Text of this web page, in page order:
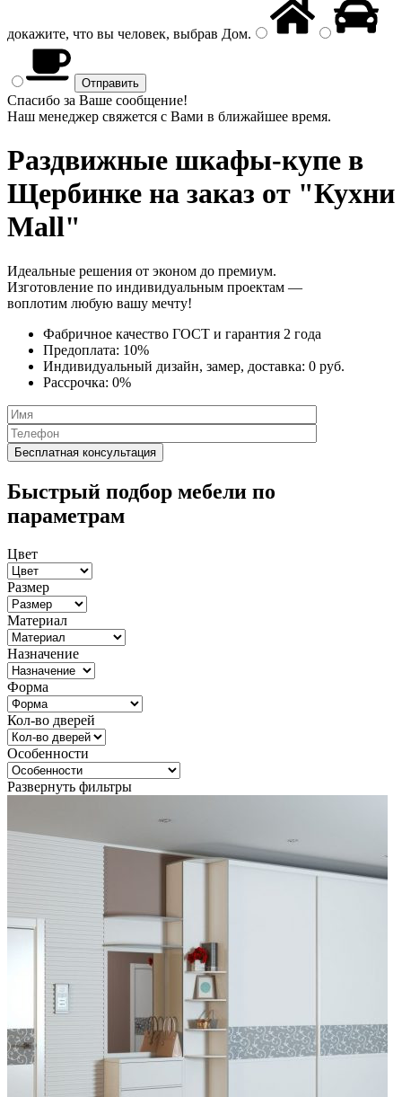
докажите, что вы человек, выбрав Дом.
Спасибо за Ваше сообщение!
Наш менеджер свяжется с Вами в ближайшее время.
Раздвижные шкафы-купе в
Щербинке на заказ от "Кухни
Mall"
Идеальные решения от эконом до премиум.
Изготовление по индивидуальным проектам —
воплотим любую вашу мечту!
Фабричное качество ГОСТ и гарантия 2 года
Предоплата: 10%
Индивидуальный дизайн, замер, доставка: 0 руб.
Рассрочка: 0%
Быстрый подбор мебели по
параметрам
Цвет
Размер
Материал
Назначение
Форма
Кол-во дверей
Особенности
Развернуть фильтры